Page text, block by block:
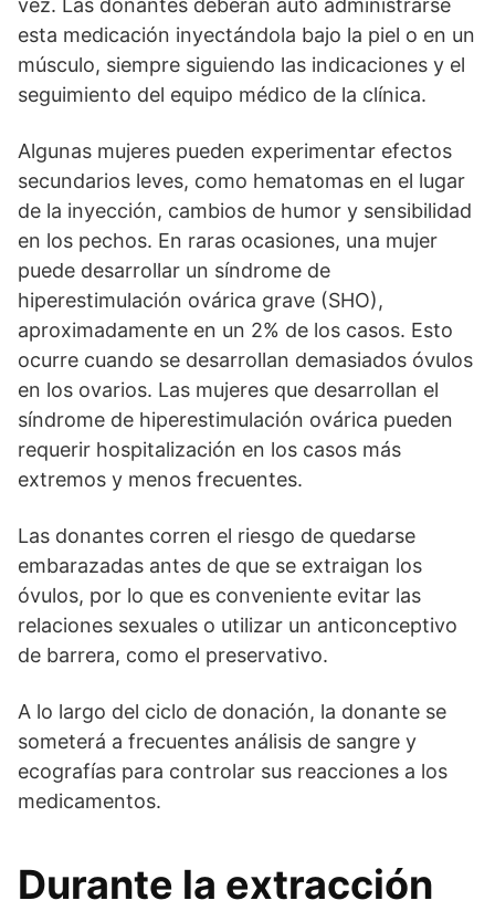
vez. Las donantes deberán auto administrarse
esta medicación inyectándola bajo la piel o en un
músculo, siempre siguiendo las indicaciones y el
seguimiento del equipo médico de la clínica.
Algunas mujeres pueden experimentar efectos
secundarios leves, como hematomas en el lugar
de la inyección, cambios de humor y sensibilidad
en los pechos. En raras ocasiones, una mujer
puede desarrollar un síndrome de
hiperestimulación ovárica grave (SHO),
aproximadamente en un 2% de los casos. Esto
ocurre cuando se desarrollan demasiados óvulos
en los ovarios. Las mujeres que desarrollan el
síndrome de hiperestimulación ovárica pueden
requerir hospitalización en los casos más
extremos y menos frecuentes.
Las donantes corren el riesgo de quedarse
embarazadas antes de que se extraigan los
óvulos, por lo que es conveniente evitar las
relaciones sexuales o utilizar un anticonceptivo
de barrera, como el preservativo.
A lo largo del ciclo de donación, la donante se
someterá a frecuentes análisis de sangre y
ecografías para controlar sus reacciones a los
medicamentos.
Durante la extracción